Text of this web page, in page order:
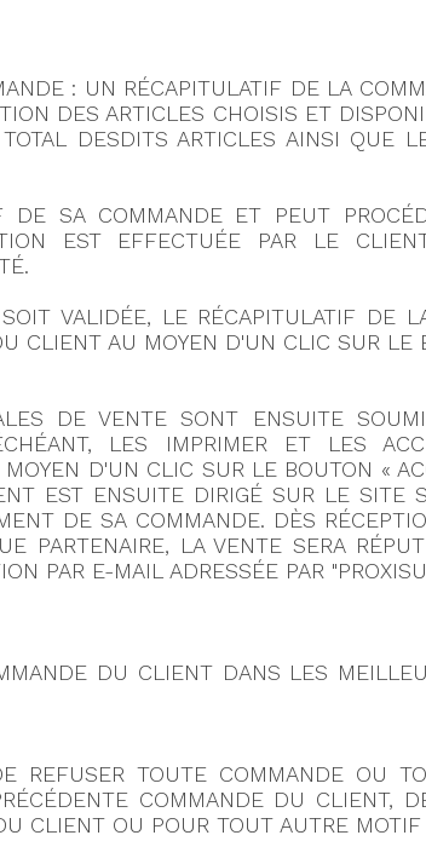
: UN RÉCAPITULATIF DE LA
DES ARTICLES CHOISIS ET
DESDITS ARTICLES AINSI QUE
DE SA COMMANDE ET PEUT
EST EFFECTUÉE PAR LE
VALIDÉE, LE RÉCAPITULATIF DE
CLIENT AU MOYEN D'UN CLIC SUR LE
DE VENTE SONT ENSUITE
LES IMPRIMER ET LES
D'UN CLIC SUR LE BOUTON «
EST ENSUITE DIRIGÉ SUR LE SITE
DE SA COMMANDE. DÈS
PARTENAIRE, LA VENTE SERA
PAR E-MAIL ADRESSÉE PAR
DU CLIENT DANS LES
REFUSER TOUTE COMMANDE OU
COMMANDE DU CLIENT,
CLIENT OU POUR TOUT AUTRE